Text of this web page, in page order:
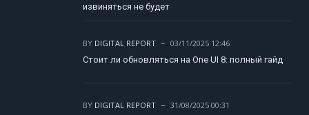
извиняться не будет
BY DIGITAL REPORT
03/11/2025 12:46
Стоит ли обновляться на One UI 8: полный гайд
BY DIGITAL REPORT
31/08/2025 00:31